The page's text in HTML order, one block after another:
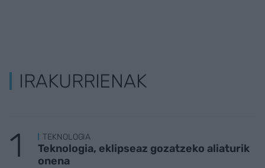
IRAKURRIENAK
TEKNOLOGIA
Teknologia, eklipseaz gozatzeko aliaturik
onena